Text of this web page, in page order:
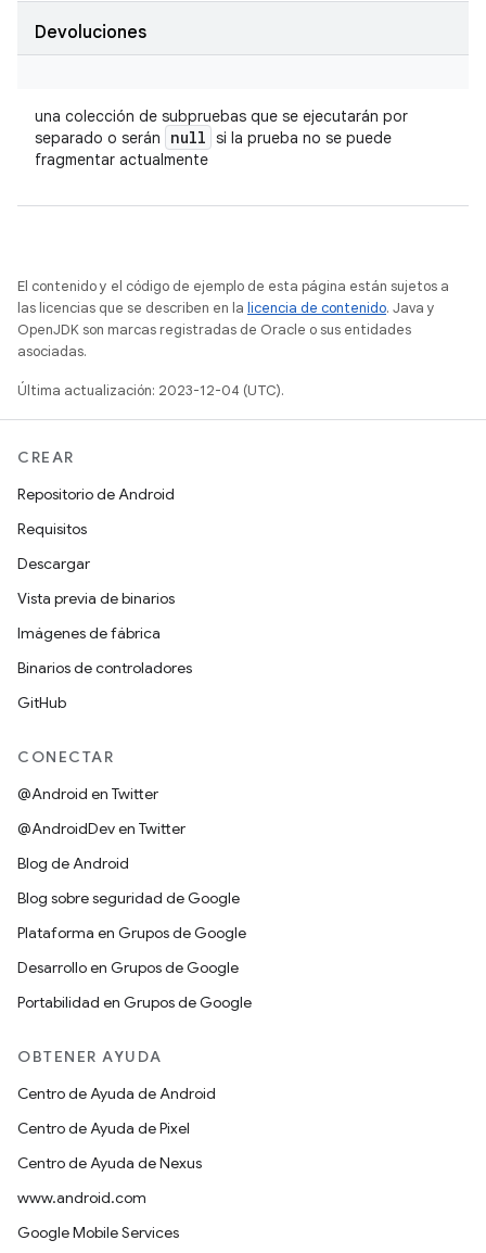
Devoluciones
una colección de subpruebas que se ejecutarán por
separado o serán
null si la prueba no se puede
fragmentar actualmente
El contenido y el código de ejemplo de esta página están sujetos a
las licencias que se describen en la licencia de contenido. Java y
OpenJDK son marcas registradas de Oracle o sus entidades
asociadas.
Última actualización: 2023-12-04 (UTC).
CREAR
Repositorio de Android
Requisitos
Descargar
Vista previa de binarios
Imágenes de fábrica
Binarios de controladores
GitHub
CONECTAR
@Android en Twitter
@AndroidDev en Twitter
Blog de Android
Blog sobre seguridad de Google
Plataforma en Grupos de Google
Desarrollo en Grupos de Google
Portabilidad en Grupos de Google
OBTENER AYUDA
Centro de Ayuda de Android
Centro de Ayuda de Pixel
Centro de Ayuda de Nexus
www.android.com
Google Mobile Services